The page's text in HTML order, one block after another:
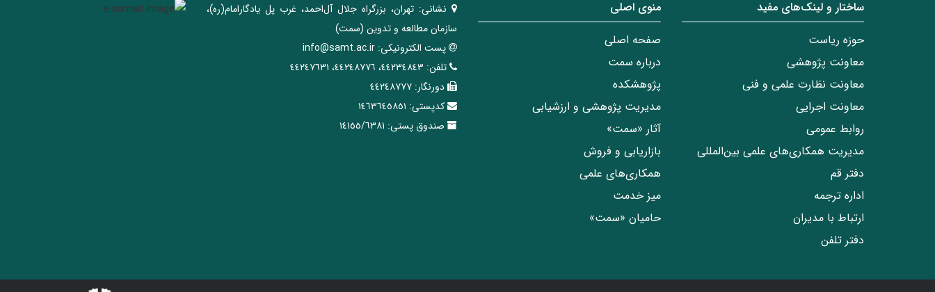
ساختار‌‌ و‌‌ لینک‌های مفید
حوزه ریاست
معاونت پژوهشی
معاونت نظارت علمی و فنی
معاونت اجرایی
روابط عمومی
مدیریت همکاری‌های علمی بین‌المللی
دفتر قم
اداره ترجمه
ارتباط با مدیران
دفتر تلفن
منوی اصلی
صفحه اصلی
درباره سمت
پژوهشکده
مدیریت پژوهشی و ارزشیابی
آثار «سمت»
بازاریابی و فروش
همکاری‌های علمی
میز خدمت
حامیان «سمت»
نشانی: تهران، ‌بزرگراه ‌جلال آل‌احمد، غرب پل يادگار‌امام(ره)‌،
سازمان مطالعه و تدوین‌ (سمت)
پست الکترونیکی: info@samt.ac.ir
تلفن: ٤٤٢٣٤٨٤٣، ٤٤٢٤٨٧٧٦، ٤٤٢٤٧٦٣١
دورنگار: ٤٤٢٤٨٧٧٧
کدپستی: ١٤٦٣٦٤٥٨٥١
صندوق پستی: ١٤١٥٥/٦٣٨١